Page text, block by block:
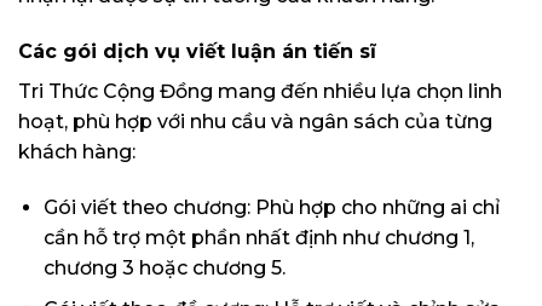
Các gói dịch vụ viết luận án tiến sĩ
Tri Thức Cộng Đồng mang đến nhiều lựa chọn linh
hoạt, phù hợp với nhu cầu và ngân sách của từng
khách hàng:
Gói viết theo chương: Phù hợp cho những ai chỉ
cần hỗ trợ một phần nhất định như chương 1,
chương 3 hoặc chương 5.